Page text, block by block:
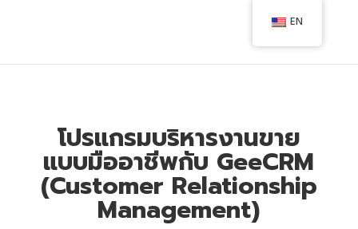
โปรแกรมบริหารงานขาย
แบบมืออาชีพกับ GeeCRM
(Customer Relationship
Management)
EN